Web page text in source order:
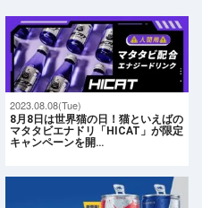
2023.08.08(Tue)
8月8日は世界猫の日！猫といえばの
マタタビエナドリ「HICAT」が限定
キャンペーンを開…